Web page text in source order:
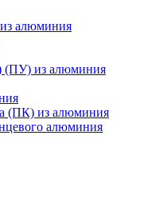
алюминия
(ПУ) из алюминия
(ПК) из алюминия
алюминия